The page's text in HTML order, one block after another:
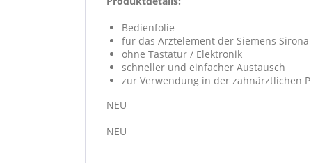
Bedienfolie
für das Arztelement der Siemens Sirona
ohne Tastatur / Elektronik
schneller und einfacher Austausch
zur Verwendung in der zahnärztlichen
NEU
NEU